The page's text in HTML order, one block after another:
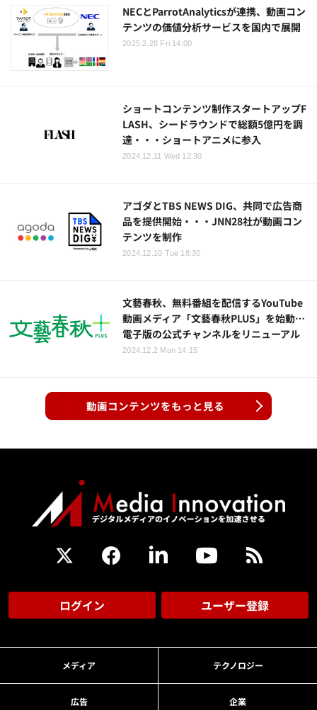
NECとParrotAnalyticsが連携、動画コン
テンツの価値分析サービスを国内で展開
2025.2.28 Fri 14:00
ショートコンテンツ制作スタートアップF
LASH、シードラウンドで総額5億円を調
達・・・ショートアニメに参入
2024.12.11 Wed 12:30
アゴダとTBS NEWS DIG、共同で広告商
品を提供開始・・・JNN28社が動画コン
テンツを制作
2024.12.10 Tue 18:30
文藝春秋、無料番組を配信するYouTube
動画メディア「文藝春秋PLUS」を始動…
電子版の公式チャンネルをリニューアル
2024.12.2 Mon 14:15
動画コンテンツをもっと見る
ログイン ユーザー登録
メディア テクノロジー
広告 企業